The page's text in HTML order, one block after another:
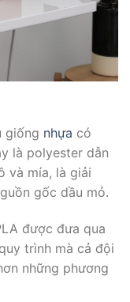
giống nhựa có
là polyester dẫn
và mía, là giải
gốc dầu mỏ.
được đưa qua
trình mà cả đội
những phương